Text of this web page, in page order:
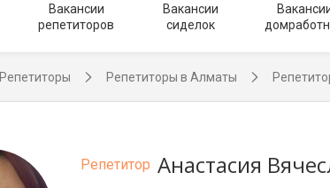
Вакансии
репетиторов
Вакансии
сиделок
Репетиторы Репетиторы в Алматы
Репетитор Анастасия